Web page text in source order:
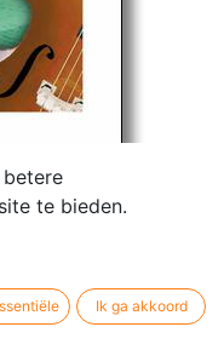
& parts)
te bieden.
Ik ga akkoord